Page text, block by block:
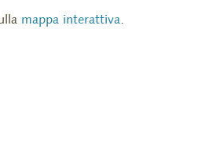
mappa interattiva.